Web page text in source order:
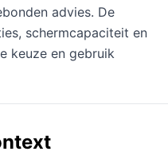
advies. De
schermcapaciteit en
keuze en gebruik